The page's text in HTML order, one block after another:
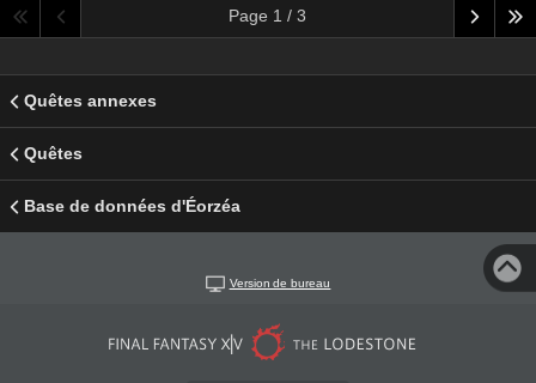
Page 1 / 3
Quêtes annexes
Quêtes
Base de données d'Éorzéa
Version de bureau